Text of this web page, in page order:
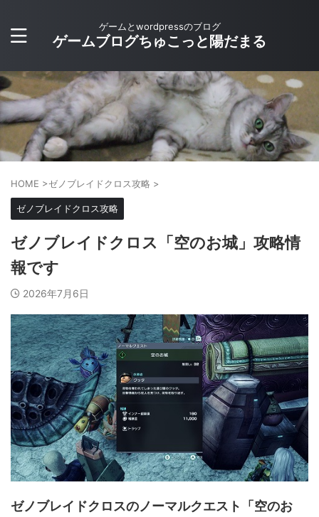
ゲームとwordpressのブログ
ゲームブログちゅこっと陽だまる
HOME >ゼノブレイドクロス攻略 >
ゼノブレイドクロス攻略
ゼノブレイドクロス「空のお城」攻略情
報です
2026年7月6日
ゼノブレイドクロスのノーマルクエスト「空のお